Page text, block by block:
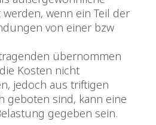
wenn ein Teil der
von einer bzw
übernommen
Kosten nicht
jedoch aus triftigen
geboten sind, kann eine
gegeben sein.